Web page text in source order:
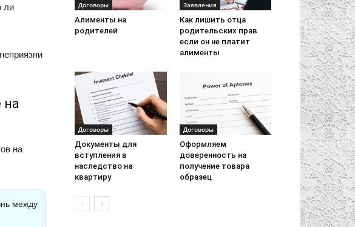
ли
на
на
между
Договоры
Алименты на
родителей
Заявления
Как лишить отца
родительских прав
если он не платит
алименты
Договоры
Документы для
вступления в
наследство на
квартиру
Договоры
Оформляем
доверенность на
получение товара
образец